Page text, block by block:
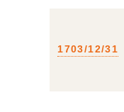
1703/12/31